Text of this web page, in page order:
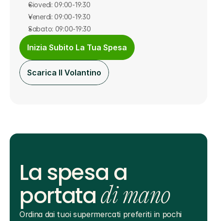
Giovedì: 09:00-19:30
Venerdì: 09:00-19:30
Sabato: 09:00-19:30
Inizia Subito La Tua Spesa
Scarica Il Volantino
La spesa a
portatadi mano
Ordina dai tuoi supermercati preferiti in pochi